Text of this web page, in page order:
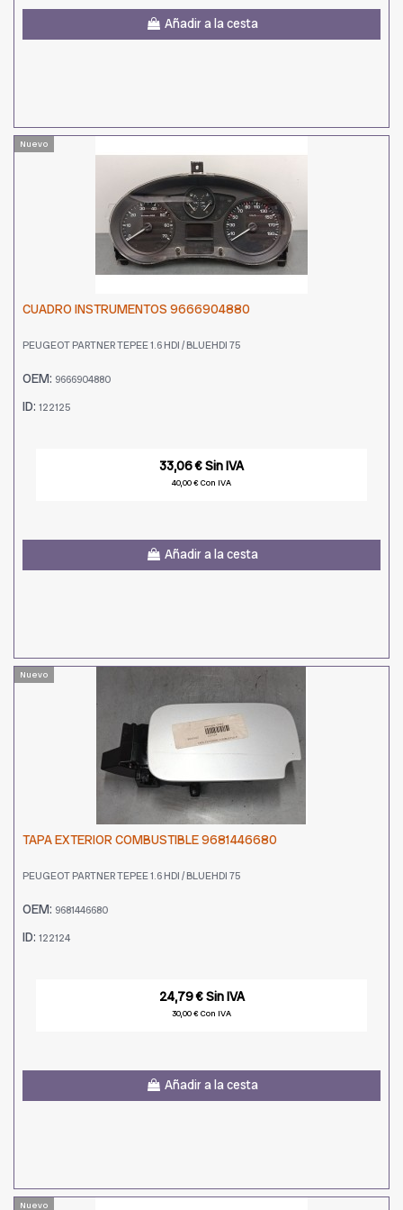
Añadir a la cesta
Nuevo
CUADRO INSTRUMENTOS 9666904880
PEUGEOT PARTNER TEPEE 1.6 HDI / BLUEHDI 75
OEM: 9666904880
ID: 122125
33,06 € Sin IVA
40,00 € Con IVA
Añadir a la cesta
Nuevo
TAPA EXTERIOR COMBUSTIBLE 9681446680
PEUGEOT PARTNER TEPEE 1.6 HDI / BLUEHDI 75
OEM: 9681446680
ID: 122124
24,79 € Sin IVA
30,00 € Con IVA
Añadir a la cesta
Nuevo